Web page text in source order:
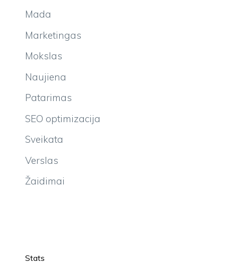
Mada
Marketingas
Mokslas
Naujiena
Patarimas
SEO optimizacija
Sveikata
Verslas
Žaidimai
Stats